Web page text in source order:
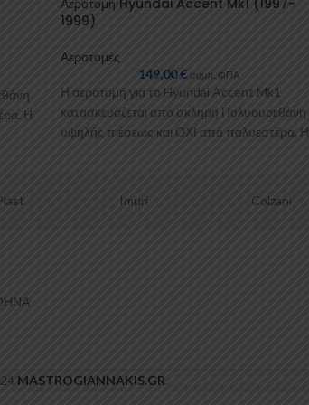
Η
1999)
Αεροτομές
149,00€ συμπ. ΦΠΑ
Η αεροτομή για το Hyundai Accent Mk1
κατασκευάζεται από σκληρή Πολυουρεθάνη
υψηλής πιέσεως και ΟΧΙ από πολυεστέρα. Η
MASTROGIANNAKIS.GR